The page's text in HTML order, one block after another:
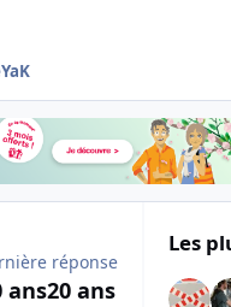
réponse
ans20 ans
Les